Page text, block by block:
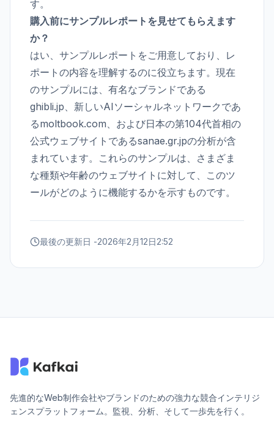
す。
購入前にサンプルレポートを見せてもらえます
か？
はい、 サンプルレポート をご用意しており、レ
ポートの内容を理解するのに役立ちます。現在
のサンプルには、有名なブランドである
ghibli.jp、新しいAIソーシャルネットワークであ
るmoltbook.com、および日本の第104代首相の
公式ウェブサイトであるsanae.gr.jpの分析が含
まれています。これらのサンプルは、さまざま
な種類や年齢のウェブサイトに対して、このツ
ールがどのように機能するかを示すものです。
最後の更新日 -2026年2月12日2:52
先進的なWeb制作会社やブランドのための強力な競合インテリジ
ェンスプラットフォーム。監視、分析、そして一歩先を行く。